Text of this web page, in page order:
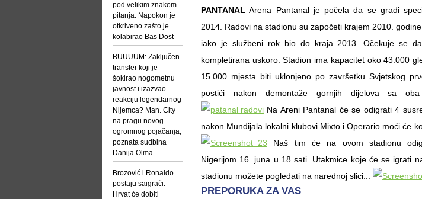
pod velikim znakom
pitanja: Napokon je
otkriveno zašto je
kolabirao Bas Dost
BUUUUM: Zaključen
transfer koji je
šokirao nogometnu
javnost i izazvao
reakciju legendarnog
Nijemca? Man. City
na pragu novog
ogromnog pojačanja,
poznata sudbina
Danija Olma
Brozović i Ronaldo
postaju saigrači:
Hrvat će dobiti
PANTANAL Arena Pantanal je počela da se gradi
2014. Radovi na stadionu su započeti krajem 2010.
iako je službeni rok bio do kraja 2013. Očekuje se
kompletirana uskoro. Stadion ima kapacitet oko 43.000
15.000 mjesta biti uklonjeno po završetku Svjetskog
postići nakon demontaže gornjih dijelova sa oba
Na Areni Pantanal će se odigrati 4
nakon Mundijala lokalni klubovi Mixto i Operario moći će
Naš tim će na ovom stadionu
Nigerijom 16. juna u 18 sati. Utakmice koje će se igrati
stadionu možete pogledati na narednoj slici...